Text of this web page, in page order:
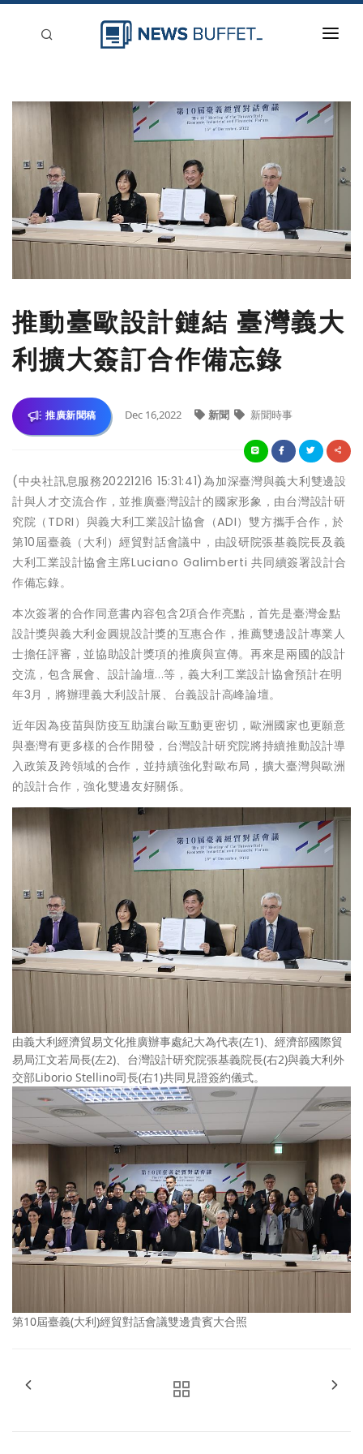
新聞稿分類
刊登
推動臺歐設計鏈結 臺灣義大
利擴大簽訂合作備忘錄
推廣新聞稿 Dec 16,2022 新聞 新聞時事
(中央社訊息服務20221216 15:31:41)為加深臺灣與義大利雙邊設
計與人才交流合作，並推廣臺灣設計的國家形象，由台灣設計研
究院（TDRI）與義大利工業設計協會（ADI）雙方攜手合作，於
第10屆臺義（大利）經貿對話會議中，由設研院張基義院長及義
大利工業設計協會主席Luciano Galimberti 共同續簽署設計合
作備忘錄。
本次簽署的合作同意書內容包含2項合作亮點，首先是臺灣金點
設計獎與義大利金圓規設計獎的互惠合作，推薦雙邊設計專業人
士擔任評審，並協助設計獎項的推廣與宣傳。再來是兩國的設計
交流，包含展會、設計論壇...等，義大利工業設計協會預計在明
年3月，將辦理義大利設計展、台義設計高峰論壇。
近年因為疫苗與防疫互助讓台歐互動更密切，歐洲國家也更願意
與臺灣有更多樣的合作開發，台灣設計研究院將持續推動設計導
入政策及跨領域的合作，並持續強化對歐布局，擴大臺灣與歐洲
的設計合作，強化雙邊友好關係。
由義大利經濟貿易文化推廣辦事處紀大為代表(左1)、經濟部國際貿
易局江文若局長(左2)、台灣設計研究院張基義院長(右2)與義大利外
交部Liborio Stellino司長(右1)共同見證簽約儀式。
第10屆臺義(大利)經貿對話會議雙邊貴賓大合照